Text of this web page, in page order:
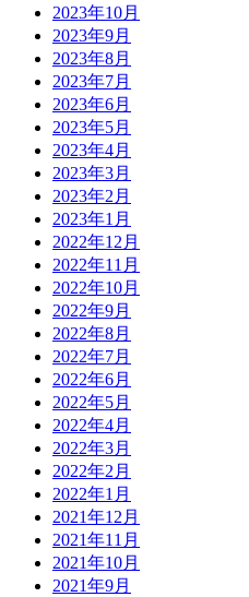
2023年10月
2023年9月
2023年8月
2023年7月
2023年6月
2023年5月
2023年4月
2023年3月
2023年2月
2023年1月
2022年12月
2022年11月
2022年10月
2022年9月
2022年8月
2022年7月
2022年6月
2022年5月
2022年4月
2022年3月
2022年2月
2022年1月
2021年12月
2021年11月
2021年10月
2021年9月